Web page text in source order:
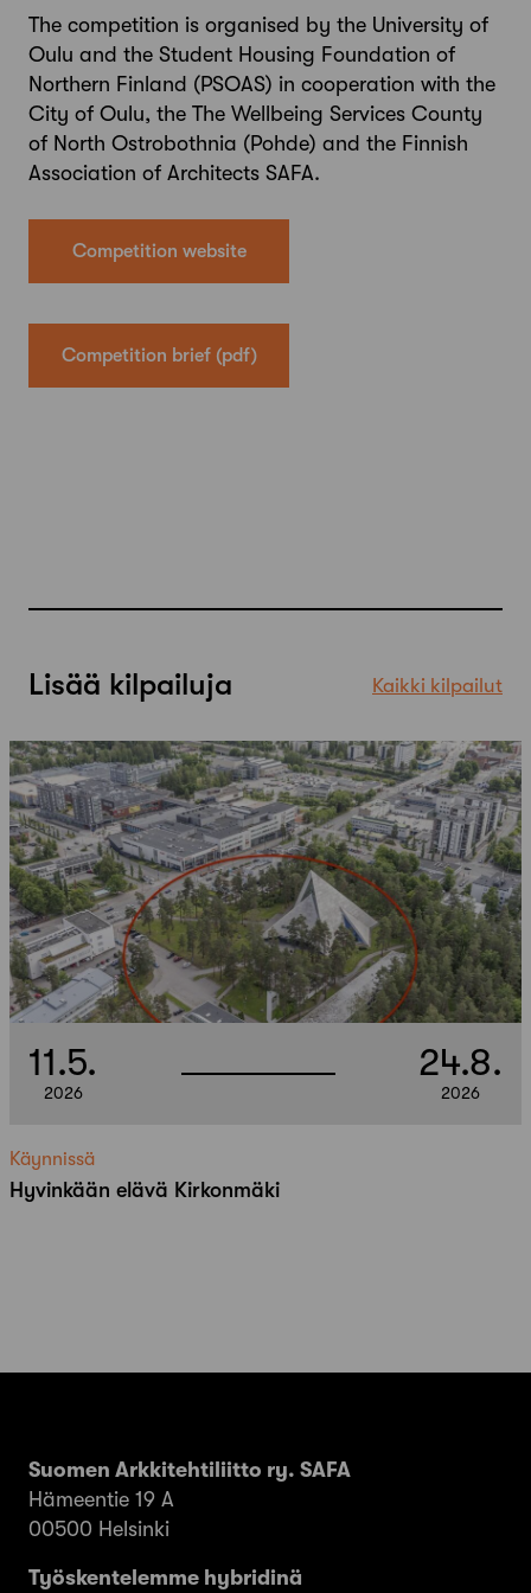
The competition is organised by the University of
Oulu and the Student Housing Foundation of
Northern Finland (PSOAS) in cooperation with the
City of Oulu, the The Wellbeing Services County
of North Ostrobothnia (Pohde) and the Finnish
Association of Architects SAFA.
Competition website
Competition brief
Lisää kilpailuja Kaikki kilpailut
11.5.
2026
24.8.
2026
Käynnissä
Hyvinkään elävä Kirkonmäki
Suomen Arkkitehtiliitto ry. SAFA
Hämeentie 19 A
00500 Helsinki
Työskentelemme hybridinä